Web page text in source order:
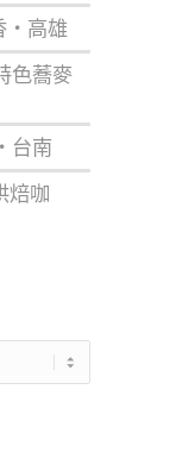
‧高雄
色蕎麥
台南
焙咖